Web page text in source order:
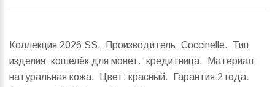
Коллекция 2026 SS. Производитель: Coccinelle. Тип
изделия: кошелёк для монет. кредитница. Материал:
натуральная кожа. Цвет: красный. Гарантия 2 года.